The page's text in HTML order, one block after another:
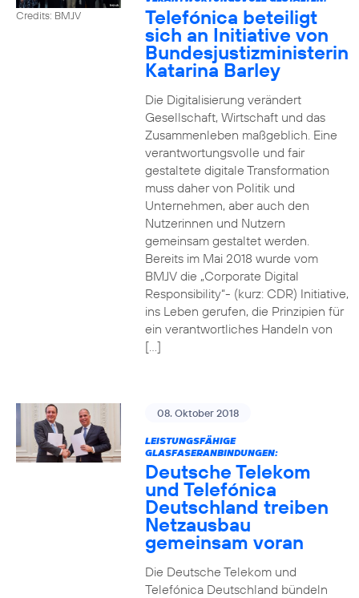
Credits: BMJV Telefónica beteiligt
sich an Initiative von
Bundesjustizministerin
Katarina Barley
Die Digitalisierung verändert
Gesellschaft, Wirtschaft und das
Zusammenleben maßgeblich. Eine
verantwortungsvolle und fair
gestaltete digitale Transformation
muss daher von Politik und
Unternehmen, aber auch den
Nutzerinnen und Nutzern
gemeinsam gestaltet werden.
Bereits im Mai 2018 wurde vom
BMJV die „Corporate Digital
Responsibility“- (kurz: CDR) Initiative,
ins Leben gerufen, die Prinzipien für
ein verantwortliches Handeln von
[…]
08. Oktober 2018
LEISTUNGSFÄHIGE
GLASFASERANBINDUNGEN:
Deutsche Telekom
und Telefónica
Deutschland treiben
Netzausbau
gemeinsam voran
Die Deutsche Telekom und
Telefónica Deutschland bündeln